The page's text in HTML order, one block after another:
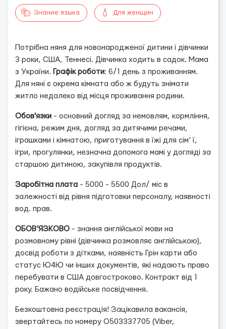
Знание языка Для женщин
Потрібна няня для новонародженої дитини і дівчинки
3 роки, США, Теннесі. Дівчинка ходить в садок. Мама
з України.
Графік роботи: 6/1 день з проживанням.
Для няні є окрема кімната або ж будуть знімати
житло недалеко від місця проживання родини.
Обов'язки - основний догляд за немовлям, кормління,
гігієна, режим дня, догляд за дитячими речами,
іграшками і кімнатою, приготування в їжі для сім' ї,
ігри, прогулянки, незначна допомога мамі у догляді за
старшою дитиною, закупівля продуктів.
Заробітна плата - 5000 - 5500 Дол/ міс в
залежності від рівня підготовки персоналу, наявності
вод. прав.
ОБОВ'ЯЗКОВО - знання англійської мови на
розмовному рівні (дівчинка розмовляє англійською),
досвід роботи з дітками, наявність Грін карти або
статус Ю4Ю чи інших документів, які надають право
перебувати в США довгостроково. Контракт від 1
року. Бажано водійське посвідчення.
Безкоштовна реєстрація! Зацікавила вакансія,
звертайтесь по номеру О503337705 (Viber,